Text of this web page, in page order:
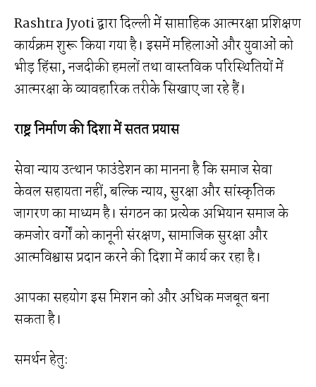
Rashtra Jyoti द्वारा दिल्ली में साप्ताहिक आत्मरक्षा प्रशिक्षण
कार्यक्रम शुरू किया गया है। इसमें महिलाओं और युवाओं को
भीड़ हिंसा, नजदीकी हमलों तथा वास्तविक परिस्थितियों में
आत्मरक्षा के व्यावहारिक तरीके सिखाए जा रहे हैं।
राष्ट्र निर्माण की दिशा में सतत प्रयास
सेवा न्याय उत्थान फाउंडेशन का मानना है कि समाज सेवा
केवल सहायता नहीं, बल्कि न्याय, सुरक्षा और सांस्कृतिक
जागरण का माध्यम है। संगठन का प्रत्येक अभियान समाज के
कमजोर वर्गों को कानूनी संरक्षण, सामाजिक सुरक्षा और
आत्मविश्वास प्रदान करने की दिशा में कार्य कर रहा है।
आपका सहयोग इस मिशन को और अधिक मजबूत बना
सकता है।
समर्थन हेतु: